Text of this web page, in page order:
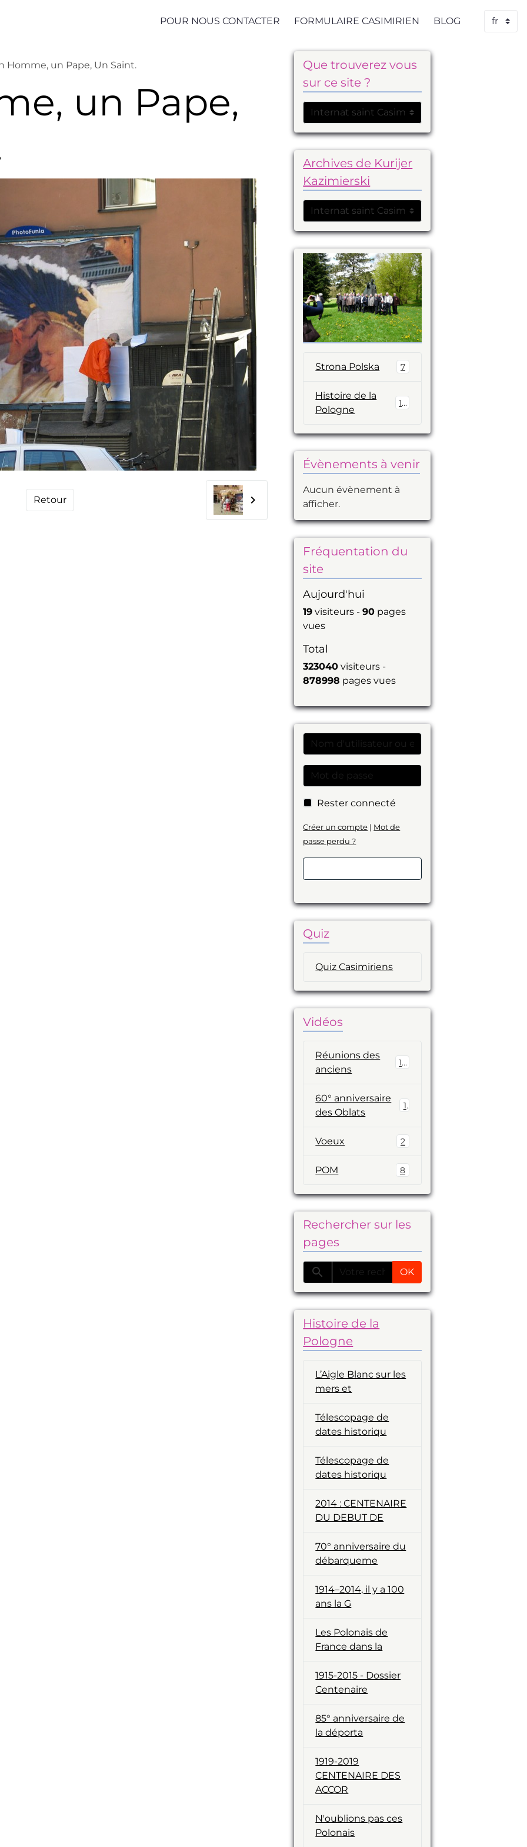
POUR NOUS CONTACTER FORMULAIRE CASIMIRIEN BLOG
Homme, un Pape, Un Saint.
un Pape,
Retour
Que trouverez vous
sur ce site ?
Archives de Kurijer
Kazimierski
Strona Polska 7
Histoire de la
Pologne
14
Évènements à venir
Aucun évènement à
afficher.
Fréquentation du
site
Aujourd'hui
19 visiteurs -90 pages
vues
Total
323040 visiteurs -
878998 pages vues
Rester connecté
Créer un compte | Mot de
passe perdu ?
Quiz
Quiz Casimiriens
Vidéos
Réunions des
anciens
19
60° anniversaire
des Oblats
1
Voeux 2
POM 8
Rechercher sur les
pages
OK
Histoire de la
Pologne
L’Aigle Blanc sur les
mers et
Télescopage de
dates historiqu
Télescopage de
dates historiqu
2014 : CENTENAIRE
DU DEBUT DE
70° anniversaire du
débarqueme
1914–2014, il y a 100
ans la G
Les Polonais de
France dans la
1915-2015 - Dossier
Centenaire
85° anniversaire de
la déporta
1919-2019
CENTENAIRE DES
ACCOR
N'oublions pas ces
Polonais